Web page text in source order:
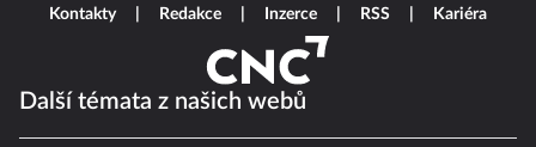
Další témata z našich webů
Kontakty Redakce Inzerce RSS Kariéra